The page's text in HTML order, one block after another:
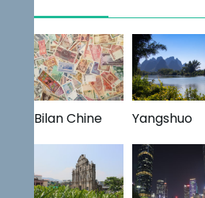
Bilan Chine Yangshuo